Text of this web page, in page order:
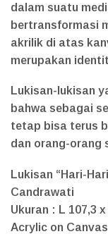
dalam suatu
bertransformasi
akrilik di atas
merupakan
Lukisan-lukisan
bahwa sebagai
tetap bisa terus
dan orang-orang
Lukisan “Hari-
Candrawati
Ukuran : L 107,3
Acrylic on Canvas